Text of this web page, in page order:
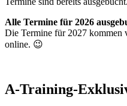
Alle Termine für 2026
Die Termine für 2027 kommen
online. 😉
A-Training-